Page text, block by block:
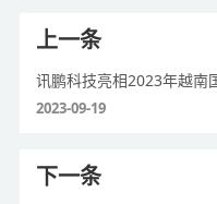
上一条
讯鹏科技亮相2023年越南
2023-09-19
下一条